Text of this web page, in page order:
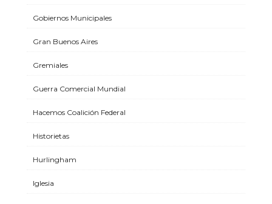
Gobiernos Municipales
Gran Buenos Aires
Gremiales
Guerra Comercial Mundial
Hacemos Coalición Federal
Historietas
Hurlingham
Iglesia